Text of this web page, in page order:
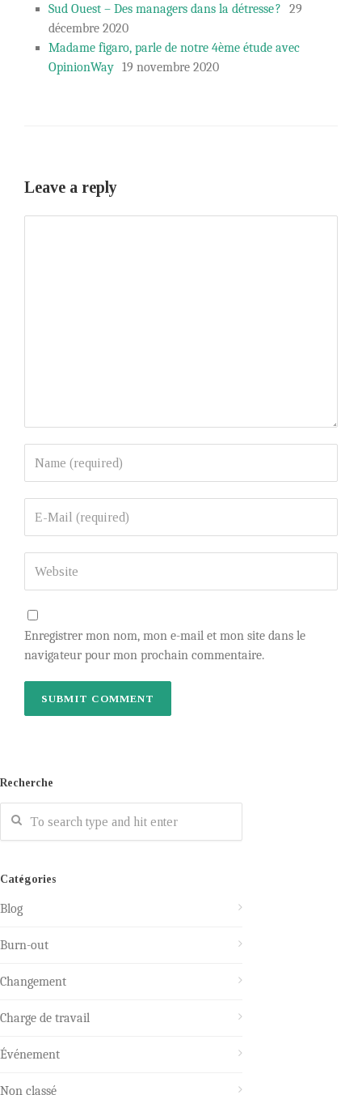
Sud Ouest – Des managers dans la détresse ?
29
décembre 2020
Madame figaro, parle de notre 4ème étude avec
OpinionWay 19 novembre 2020
Leave a reply
Enregistrer mon nom, mon e-mail et mon site dans le
navigateur pour mon prochain commentaire.
Recherche
Catégories
Blog
Burn-out
Changement
Charge de travail
Événement
Non classé